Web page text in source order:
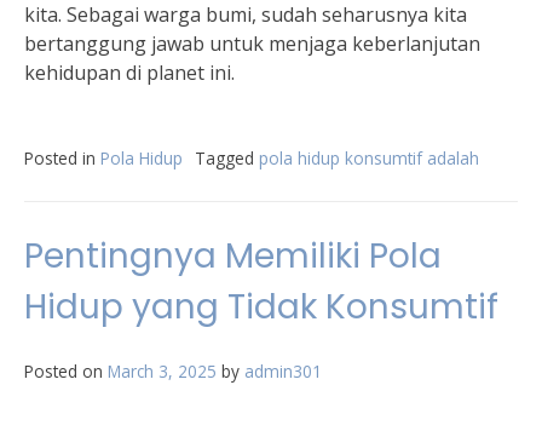
kita. Sebagai warga bumi, sudah seharusnya kita
bertanggung jawab untuk menjaga keberlanjutan
kehidupan di planet ini.
Posted in Pola Hidup Tagged pola hidup konsumtif adalah
Pentingnya Memiliki Pola
Hidup yang Tidak Konsumtif
Posted on March 3, 2025 by admin301